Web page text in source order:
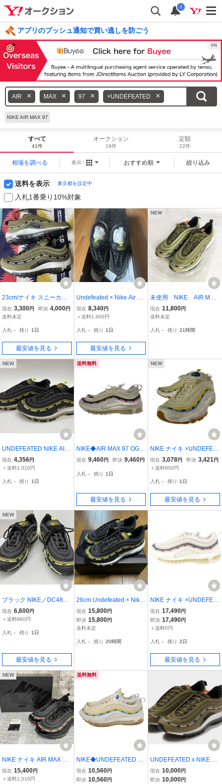
i
アプリのプッシュ通知で買い逃しを防ごう
毎日引けるくじ 今すぐ挑戦 ログイン
AIR MAX 97 ×UNDEFEATED
ー
ド
を
消
す
NIKE AIR MAX 97
すべて
41件
オークション
19件
定額
22件
相場を調べる 表示： おすすめ順 絞り込み
送料を表示 東京都を設定中
入札1番乗り10%対象
23cm/ナイキ スニーカー
アンディフィーテッド/ NI
KE AIR MAX 97 UNDFTD
ス97/undefeated
現在 3,300円 即決 4,000円
送料未定
入札 - 残り 1日
最安値を見る
Undefeated × Nike Air Ma
x 97 Black DC4830-001
現在 8,340円
＋送料1,600円
入札 - 残り 1日
最安値を見る
NEW
未使用 NIKE AIR MAX
97 UNDEFEATED エ
アマックス アンディフ
ーブ スニーカー シュ
現在 11,800円
送料未定
入札 - 残り 21時間
NEW
UNDEFEATED NIKE AIR
MAX 97 / UNDFTD Black
DC4830 001 アンディフ
ックス 97 US8.5 26.5cm
現在 4,356円
＋送料1,010円
入札 - 残り 1日
送料無料
NIKE◆AIR MAX 97 OG /
UNDFTD/エアマックス9
8cm/WHT/? NULL ?
現在 9,460円 即決 9,460円
入札 - 残り 1日
最安値を見る
NEW
NIKE ナイキ ×UNDEFEA
TED DC4830-100 スニー
カー size28cm/ベージュ
現在 3,078円 即決 3,421円
＋送料800円
入札 - 残り 1日
最安値を見る
NEW
ブラック NIKE／DC4830
-001／AIR MAX 97／ナイ
キエアマックス 97 メン
現在 6,600円
＋送料880円
入札 - 残り 1日
最安値を見る
26cm Undefeated × Nike
Air Max 97 エアマックス
現在 15,800円
即決 15,800円
送料未定
入札 - 残り 20時間
NIKE ナイキ ×UNDEFEA
TED AIR MAX 97 OG ア
ンディフィーテッド エア
マックス97ローカットス
9.5/27.5cm ホワイト
現在 17,490円
即決 17,490円
＋送料0円
入札 - 残り 2日
最安値を見る
NEW
NIKE ナイキ AIR MAX 97
OGエアマックス97 UND
EFEATED アンディフィ
現在 15,400円
＋送料1,010円
送料無料
NIKE◆UNDEFEATED X
AIR MAX 97 SAIL_アンデ
ィフィーテッド X エアマ
現在 10,560円
即決 10,560円
UNDEFEATED x NIKE AI
R MAX 97 OLIVE
現在 10,000円
即決 10,000円